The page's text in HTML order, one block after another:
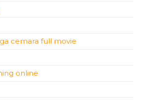
cemara full movie
online